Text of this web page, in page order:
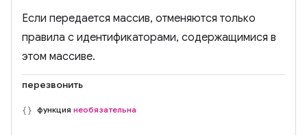
Если передается массив, отменяются только
правила с идентификаторами, содержащимися в
этом массиве.
перезвонить
функция необязательна